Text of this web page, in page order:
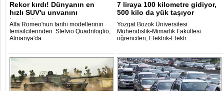
Rekor kırdı! Dünyanın en
hızlı SUV'u unvanını
kazandı..
Alfa Romeo'nun tarihi modellerinin
temsilcilerinden Stelvio Quadrifoglio,
Almanya'da..
7 liraya 100 kilometre gidiyor,
500 kilo da yük taşıyor
Yozgat Bozok Üniversitesi
Mühendislik-Mimarlık Fakültesi
öğrencileri, Elektrik-Elektr..